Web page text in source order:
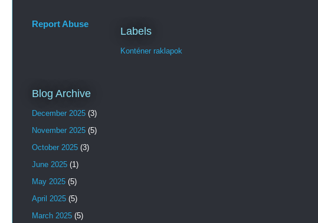
Report Abuse
Labels
Konténer raklapok
Blog Archive
December 2025 (3)
November 2025 (5)
October 2025 (3)
June 2025 (1)
May 2025 (5)
April 2025 (5)
March 2025 (5)